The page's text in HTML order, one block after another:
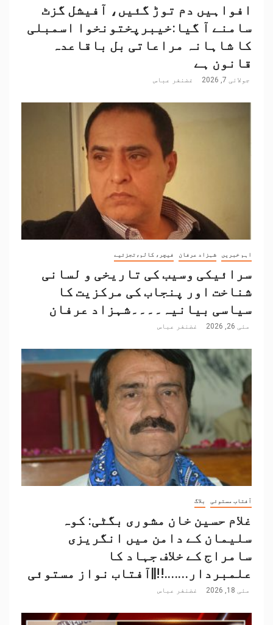
افواہیں دم توڑ گئیں، آفیشل گزٹ
سامنے آ گیا:خیبرپختونخوا اسمبلی
کا شاہانہ مراعاتی بل باقاعدہ
قانون ہے
جولائی 7, 2026 غضنفر عباس
اہم خبریں شہزاد عرفان فیچر، کالم،تجزئیے
سرائیکی وسیب کی تاریخی و لسانی
شناخت اور پنجاب کی مرکزیت کا
سیاسی بیانیہ۔۔۔۔شہزاد عرفان
مئی 26, 2026 غضنفر عباس
آفتاب مستوئی بلاگ
غلام حسین خان مشوری بگٹی: کوہ
سلیمان کے دامن میں انگریزی
سامراج کے خلاف جہاد کا
علمبردار…….!!||آفتاب نواز مستوئی
مئی 18, 2026 غضنفر عباس